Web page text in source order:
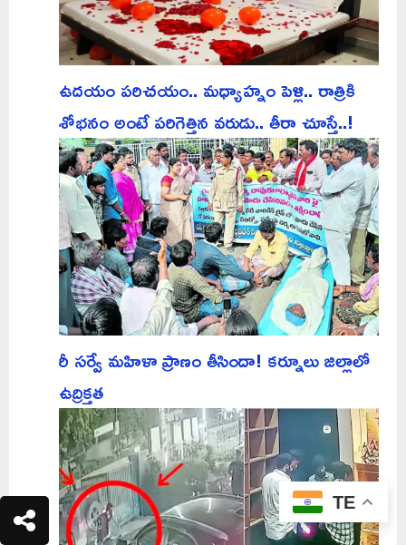
ఉదయం పరిచయం.. మధ్యాహ్నం పెళ్లి.. రాత్రికి
శోభనం అంటే పరిగెత్తిన వరుడు.. తీరా చూస్తే..!
రీ సర్వే మహిళా ప్రాణం తీసిందా! కర్నూలు జిల్లాలో
ఉద్రిక్తత
TE